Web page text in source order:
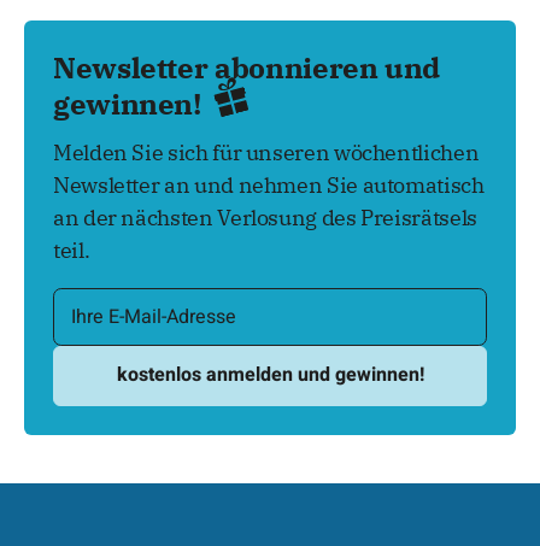
Newsletter abonnieren und
gewinnen!
Melden Sie sich für unseren wöchentlichen
Newsletter an und nehmen Sie automatisch
an der nächsten Verlosung des Preisrätsels
teil.